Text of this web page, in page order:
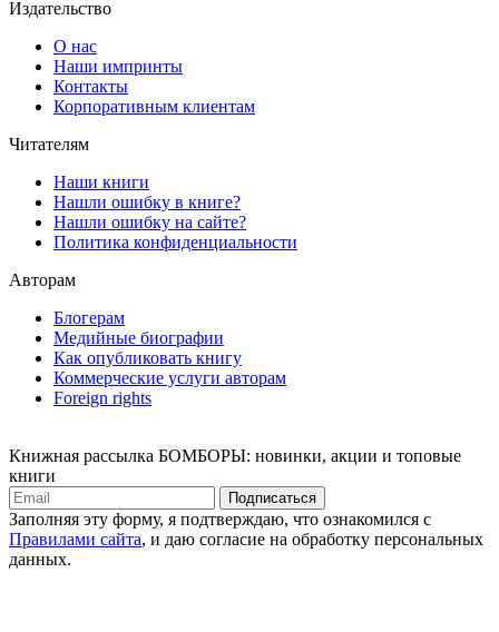
Издательство
О нас
Наши импринты
Контакты
Корпоративным клиентам
Читателям
Наши книги
Нашли ошибку в книге?
Нашли ошибку на сайте?
Политика конфиденциальности
Авторам
Блогерам
Медийные биографии
Как опубликовать книгу
Коммерческие услуги авторам
Foreign rights
Книжная рассылка БОМБОРЫ: новинки, акции и топовые
книги
Подписаться
Заполняя эту форму, я подтверждаю, что ознакомился с
Правилами сайта, и даю согласие на обработку персональных
данных.